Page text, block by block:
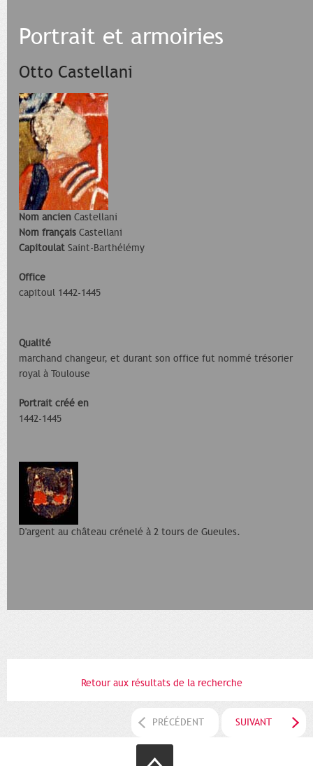
Portrait et armoiries
Otto Castellani
Nom ancien Castellani
Nom français Castellani
Capitoulat Saint-Barthélémy
Office
capitoul 1442-1445
Qualité
marchand changeur, et durant son office fut nommé trésorier
royal à Toulouse
Portrait créé en
1442-1445
D'argent au château crénelé à 2 tours de Gueules.
Retour aux résultats de la recherche
PRÉCÉDENT SUIVANT